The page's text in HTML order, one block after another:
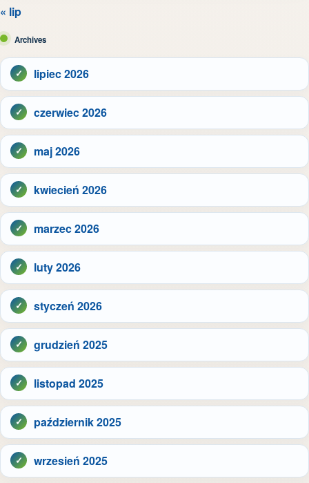
« lip
Archives
lipiec 2026
czerwiec 2026
maj 2026
kwiecień 2026
marzec 2026
luty 2026
styczeń 2026
grudzień 2025
listopad 2025
październik 2025
wrzesień 2025